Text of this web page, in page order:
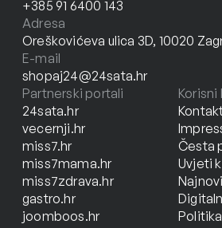
+385 91 6400 143
Adresa
Oreškovićeva ulica 3D, 10020
E-mail
shopaj24@24sata.hr
Partnerski portali
24sata.hr
vecernji.hr
miss7.hr
miss7mama.hr
miss7zdrava.hr
gastro.hr
joomboos.hr
Korisni
Česta
Uvjeti